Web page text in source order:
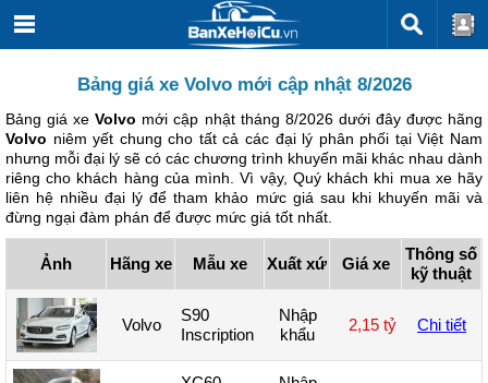
Bảng giá xe Volvo mới cập nhật 8/2026
Bảng giá xeVolvo mới cập nhật tháng 8/2026 dưới đây được hãng
Volvo niêm yết chung cho tất cả các đại lý phân phối tại Việt Nam
nhưng mỗi đại lý sẽ có các chương trình khuyến mãi khác nhau dành
riêng cho khách hàng của mình. Vì vậy, Quý khách khi mua xe hãy
liên hệ nhiều đại lý để tham khảo mức giá sau khi khuyến mãi và
đừng ngại đàm phán để được mức giá tốt nhất.
Ảnh Hãng xe Mẫu xe Xuất xứ Giá xe
Thông số
kỹ thuật
Volvo
S90
Inscription
Nhập
khẩu
2,15 tỷ Chi tiết